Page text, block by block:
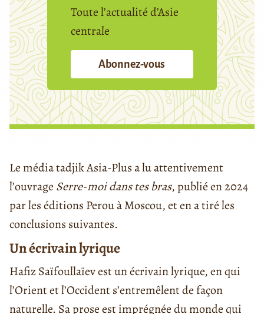
Toute l’actualité d’Asie
centrale
Abonnez-vous
Le média tadjik Asia-Plus a lu attentivement
l’ouvrage Serre-moi dans tes bras, publié en 2024
par les éditions Perou à Moscou, et en a tiré les
conclusions suivantes.
Un écrivain lyrique
Hafiz Saïfoullaïev est un écrivain lyrique, en qui
l’Orient et l’Occident s’entremêlent de façon
naturelle. Sa prose est imprégnée du monde qui